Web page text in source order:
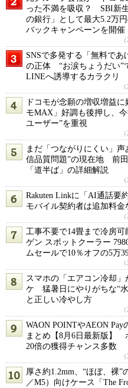
った不満を吸収？ SBI新
の銀行」として最大5.2万
バックキャンペーンを開催
SNSで多発する「無料であ
の正体 “お涙ちょうだい”
LINEへ誘導するカラクリ
ドコモが念願の増収増益
モMAX」好調も後押し、
ユーザー”を重視
まだ「つながりにくい」声
信品質問題”の現在地 前
「道半ば」の詳細解説
Rakuten Linkに「AI通話要
モバイル契約者は追加料金
工事不要で14畳まで冷房可
ゲン スポットクーラー
ムセールで10％オフの5万
スマホの「エアコン冷却」
ケ 猛暑日にやりがちな“
と正しい冷やし方
WAON POINTやAEON Pay
まとめ【8月6日最新版】
20倍の獲得チャンス多数
厚さ約1.2mm、“ほぼ、裸”
／M5）向けケース「The